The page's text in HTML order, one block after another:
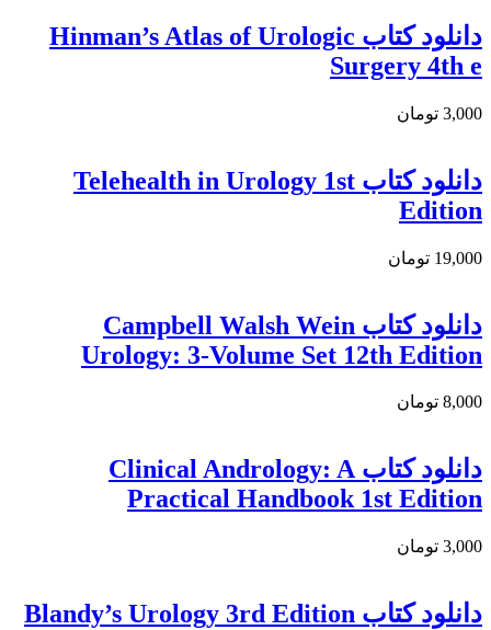
دانلود کتاب Hinman’s Atlas of Urologic
Surgery 4th e
3,000 تومان
دانلود كتاب Telehealth in Urology 1st
Edition
19,000 تومان
دانلود کتاب Campbell Walsh Wein
Urology: 3-Volume Set 12th Edition
8,000 تومان
دانلود کتاب Clinical Andrology: A
Practical Handbook 1st Edition
3,000 تومان
دانلود کتاب Blandy’s Urology 3rd Edition